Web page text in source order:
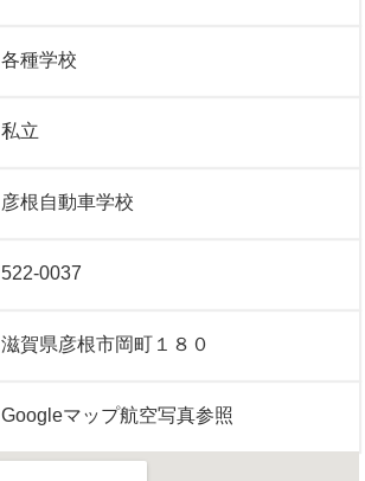
各種学校
私立
彦根自動車学校
522-0037
滋賀県彦根市岡町１８０
Googleマップ航空写真参照